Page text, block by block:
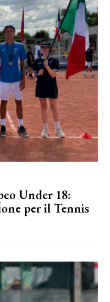
Under 18:
per il Tennis